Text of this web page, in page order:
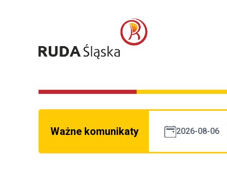
Ważne komunikaty 2026-08-06